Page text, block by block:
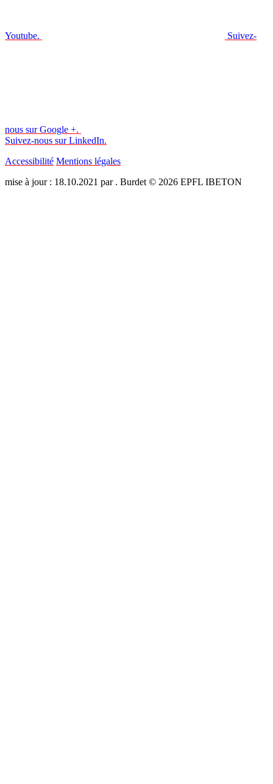
Youtube. Suivez-
nous sur Google +.
Suivez-nous sur LinkedIn.
Accessibilité Mentions légales
mise à jour : 18.10.2021 par . Burdet © 2026 EPFL IBETON